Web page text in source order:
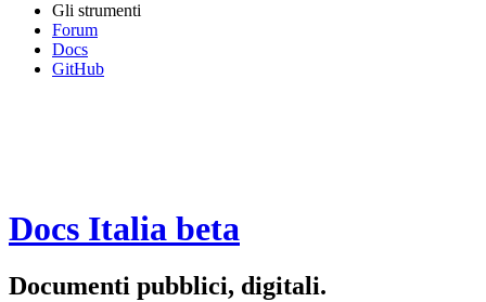
Gli strumenti
Forum
Docs
GitHub
Docs Italia beta
Documenti pubblici, digitali.